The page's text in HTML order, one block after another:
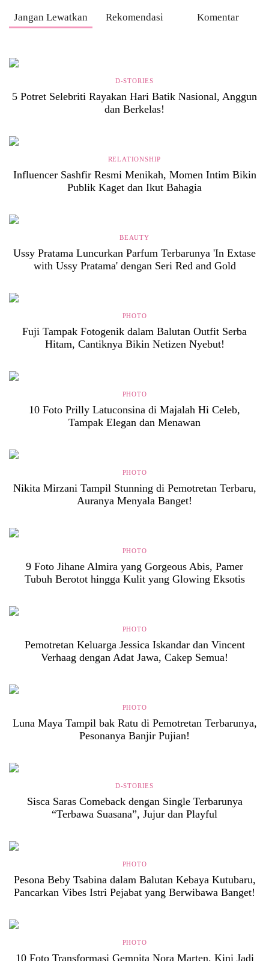
Jangan Lewatkan Rekomendasi Komentar
D-STORIES
5 Potret Selebriti Rayakan Hari Batik Nasional, Anggun
dan Berkelas!
RELATIONSHIP
Influencer Sashfir Resmi Menikah, Momen Intim Bikin
Publik Kaget dan Ikut Bahagia
BEAUTY
Ussy Pratama Luncurkan Parfum Terbarunya 'In Extase
with Ussy Pratama' dengan Seri Red and Gold
PHOTO
Fuji Tampak Fotogenik dalam Balutan Outfit Serba
Hitam, Cantiknya Bikin Netizen Nyebut!
PHOTO
10 Foto Prilly Latuconsina di Majalah Hi Celeb,
Tampak Elegan dan Menawan
PHOTO
Nikita Mirzani Tampil Stunning di Pemotretan Terbaru,
Auranya Menyala Banget!
PHOTO
9 Foto Jihane Almira yang Gorgeous Abis, Pamer
Tubuh Berotot hingga Kulit yang Glowing Eksotis
PHOTO
Pemotretan Keluarga Jessica Iskandar dan Vincent
Verhaag dengan Adat Jawa, Cakep Semua!
PHOTO
Luna Maya Tampil bak Ratu di Pemotretan Terbarunya,
Pesonanya Banjir Pujian!
D-STORIES
Sisca Saras Comeback dengan Single Terbarunya
“Terbawa Suasana”, Jujur dan Playful
PHOTO
Pesona Beby Tsabina dalam Balutan Kebaya Kutubaru,
Pancarkan Vibes Istri Pejabat yang Berwibawa Banget!
PHOTO
10 Foto Transformasi Gempita Nora Marten, Kini Jadi